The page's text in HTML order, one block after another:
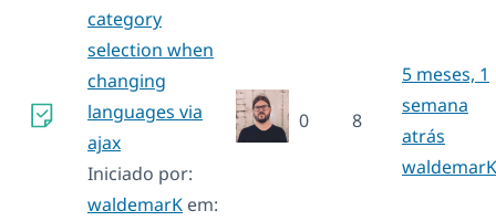
category
selection when
changing
languages via
ajax
Iniciado por:
waldemarK em:
0 8
5 meses, 1
semana
atrás
waldemarK